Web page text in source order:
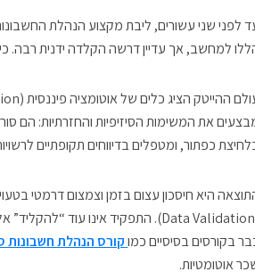
לפני שני עשורים, ליבת מקצוע הנהלת
למחשב, אך עדיין דרשה הקלדה ידנית רבה.
ההייטקהציג כלים שלאוטומציה פיננסית(RPA – Robotic Process Automation), המכונים לעיתים
כפתור, ומטפלים בדיווחים תקופתיים
היא חיסכון עצום בזמן וצמצום דרמטי
. התפקיד אינו עוד “להקליד”
בקורסים בסיסיים כמו קורס הנהלת חשבונות סוג
אוטומטיות.